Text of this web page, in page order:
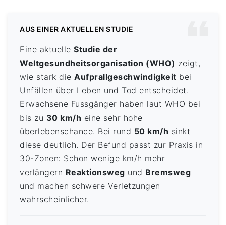
AUS EINER AKTUELLEN STUDIE
Eine aktuelleStudie der
Weltgesundheitsorganisation (WHO) zeigt,
wie stark dieAufprallgeschwindigkeit bei
Unfällen über Leben und Tod entscheidet.
Erwachsene Fussgänger haben laut WHO bei
bis zu 30 km/h eine sehr hohe
überlebenschance. Bei rund 50 km/h sinkt
diese deutlich. Der Befund passt zur Praxis in
30-Zonen: Schon wenige km/h mehr
verlängern Reaktionsweg und Bremsweg
und machen schwere Verletzungen
wahrscheinlicher.